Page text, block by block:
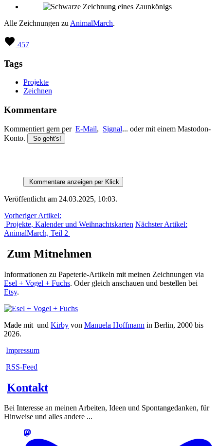
Alle Zeichnungen zu AnimalMarch.
457
Tags
Projekte
Zeichnen
Kommentare
Kommentiert gern per E-Mail, Signal... oder mit einem Mastodon-
Konto.
So geht's!
Kommentare anzeigen per Klick
Veröffentlicht am 24.03.2025, 10:03.
Vorheriger Artikel:
Projekte, Kalender und Weihnachtskarten Nächster Artikel:
AnimalMarch, Teil 2
Zum Mitnehmen
Informationen zu Papeterie-Artikeln mit meinen Zeichnungen via
Esel + Vogel + Fuchs. Oder gleich anschauen und bestellen bei
Etsy.
Made mit und Kirby von Manuela Hoffmann in Berlin, 2000 bis
2026.
Impressum
RSS-Feed
Kontakt
Bei Interesse an meinen Arbeiten, Ideen und Spontangedanken, für
Hinweise und alles andere ...